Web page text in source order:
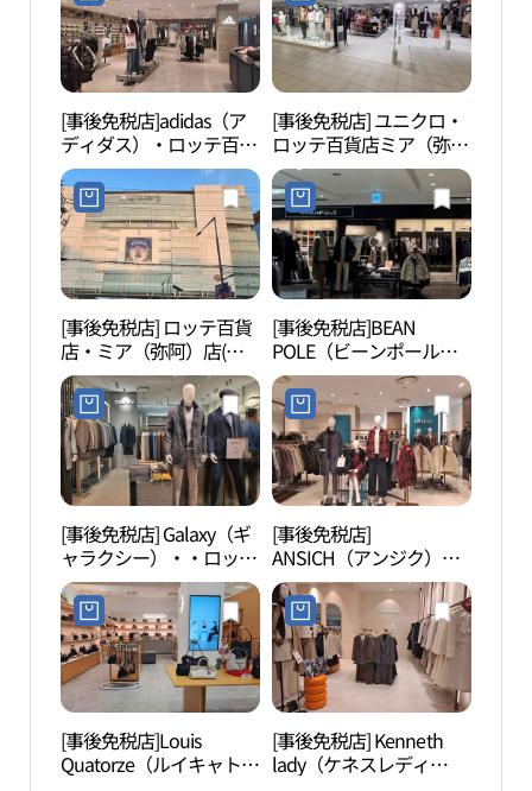
[事後免税店]adidas（ア
ディダス）・ロッテ百貨
店ミア（弥阿）店(아디
다스 롯데백화점 미아점)
[事後免税店] ユニクロ・
ロッテ百貨店ミア（弥
阿）店(유니클로 롯데백
화점 미아점)
[事後免税店] ロッテ百貨
店・ミア（弥阿）店(롯
데백화점 미아점)
[事後免税店]BEAN
POLE（ビーンポール）
メンズ・ロッテ百貨店ミ
ア（弥阿）店(빈폴맨즈
롯데백화점 미아점)
[事後免税店] Galaxy（ギ
ャラクシー）・・ロッテ
百貨店ミア（弥阿）店
(갤럭시 롯데백화점 미아
점)
[事後免税店]
ANSICH（アンジク）・
ロッテ百貨店ミア（弥
阿）店(안지크 롯데백화
점 미아점)
[事後免税店]Louis
Quatorze（ルイキャトル
[事後免税店] Kenneth
lady（ケネスレディ